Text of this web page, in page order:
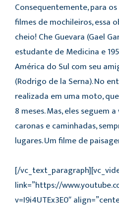
Consequentemente, para
filmes de mochileiros, essa
cheio! Che Guevara (Gael
estudante de Medicina e
América do Sul com seu
(Rodrigo de la Serna). No
realizada em uma moto,
8 meses. Mas, eles seguem
caronas e caminhadas,
lugares. Um filme de
[/
link=”https://
v=I9i4UTEx3E0″